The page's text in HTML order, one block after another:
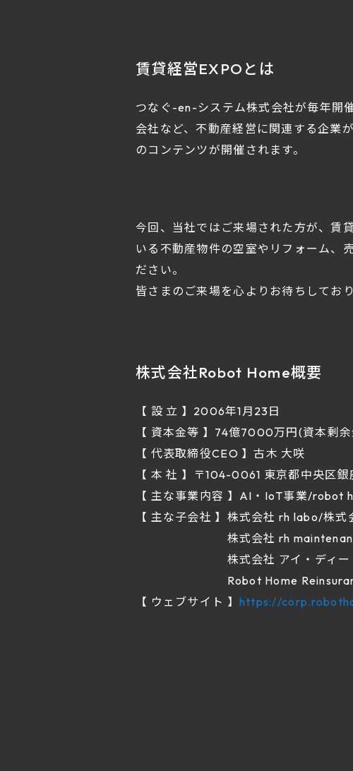
賃貸経営EXPOとは
つなぐ-en-システム株式会社が毎年開
会社など、不動産経営に関連する企業
のコンテンツが開催されます。
今回、当社ではご来場された方が、賃
いる不動産物件の空室やリフォーム、
ださい。
皆さまのご来場を心よりお待ちしており
株式会社Robot Home概要
【 設 立 】2006年1月23日
【 資本金等 】74億7000万円(資本剰
【 代表取締役CEO 】古木 大咲
【 本 社 】〒104-0061 東京都中央区
【 主な事業内容 】AI・IoT事業/robot
【 主な子会社 】株式会社 rh labo/株
株式会社 rh maintenance/
株式会社 アイ・ディー・シ
Robot Home
【 ウェブサイト 】 https://